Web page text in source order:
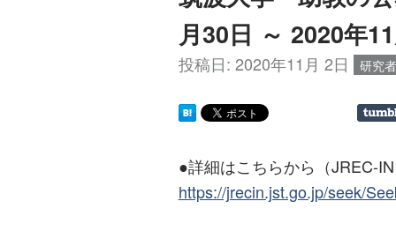
月30日 ～ 2020年
投稿日: 2020年11月 2日 研究
●詳細はこちらから（JREC-
https://jrecin.jst.go.jp/seek/